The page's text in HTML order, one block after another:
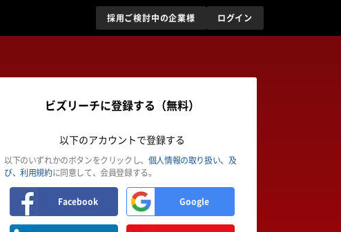
採用ご検討中の企業様 ログイン
ビズリーチに登録する（無料）
以下のアカウントで登録する
以下のいずれかのボタンをクリックし、 個人情報の取り扱い、及
び、利用規約に同意して、会員登録する。
Facebook Google